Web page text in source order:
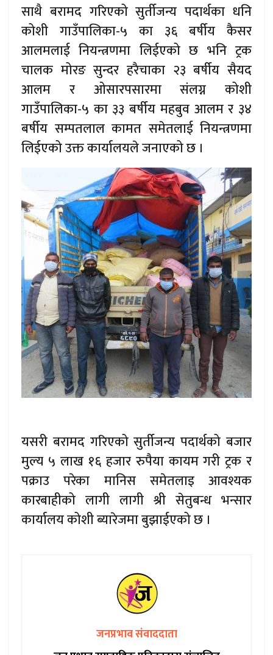
साथै बरामद गरिएको सुर्तीजन्य पदार्थका धनि
कोशी गाउँपालिका-५ का ३६ बर्षीय कैसर
आलमलाई नियन्त्रणमा लिईएको छ भनि ट्रक
चालक मोरङ सुन्दर हरैचाका २३ बर्षीय सैयद
आलम र ओसारपसारमा संलग्न कोशी
गाउँपालिका-५ का ३३ बर्षीय महबुव आलम र ३४
बर्षीय सम्पतलाल कामत समेतलाई नियन्त्रणमा
लिईएको उक्त कार्यालयले जनाएको छ ।
यसरी बरामद गरिएको सुर्तीजन्य पदार्थको बजार
मुल्य ५ लाख १६ हजार रुपैया कायम गरी ट्रक र
पक्राउ परेका मानिस समेतलाइ आवश्यक
कारबाहीको लागी लागी श्री सेतुबन्ध भन्सार
कार्यालय कोशी ब्यारेजमा बुझाईएको छ ।
जनप्रभाव संवाददाता